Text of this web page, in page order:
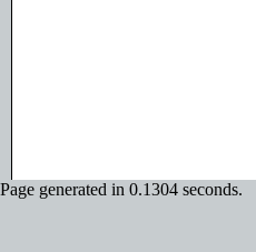
Page generated in 0.1304 seconds.